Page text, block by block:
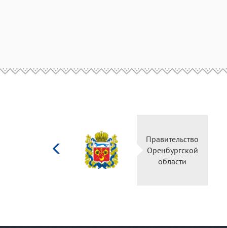
Министерство
культуры
Российской
федерации